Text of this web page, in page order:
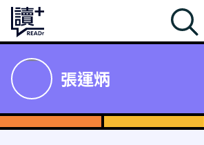
張運炳